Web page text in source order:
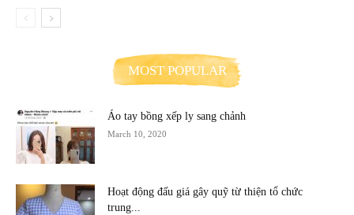
MOST POPULAR
Áo tay bồng xếp ly sang chảnh
March 10, 2020
Hoạt động đấu giá gây quỹ từ thiện tổ chức
trung...